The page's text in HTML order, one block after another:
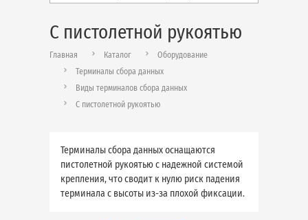
С пистолетной рукоятью
Главная Каталог
Оборудование
Терминалы сбора данных
Виды терминалов сбора данных
С пистолетной рукоятью
Терминалы сбора данных оснащаются
пистолетной рукоятью с надежной системой
крепления, что сводит к нулю риск падения
терминала с высоты из-за плохой фиксации.